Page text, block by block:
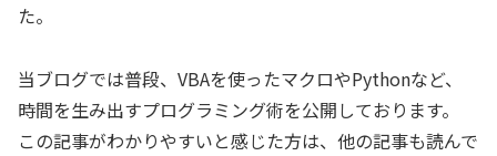
た。
当ブログでは普段、VBAを使ったマクロやPythonなど、
時間を生み出すプログラミング術を公開しております。
この記事がわかりやすいと感じた方は、他の記事も読んで